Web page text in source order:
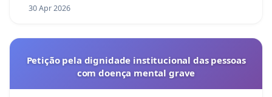
30 Apr 2026
Petição pela dignidade institucional das pessoas
com doença mental grave